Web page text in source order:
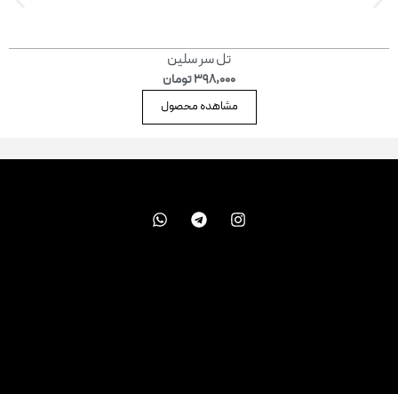
تل سر سلین
398,000تومان
مشاهده محصول